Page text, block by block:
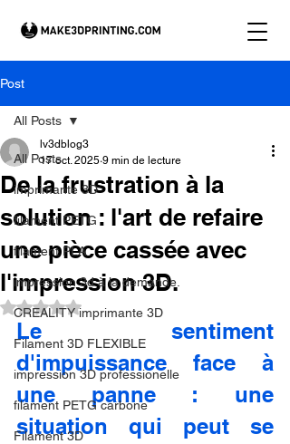
Post
All Posts
imprimante 3D
filament PETG
filament PLA
impression 3d à la demande.
CREALITY imprimante 3D
Filament 3D FLEXIBLE
impression 3D professionelle
filament PETG carbone
Filament 3D
All Posts
De la frustration à la
solution : l'art de refaire
une pièce cassée avec
l'impression 3D.
lv3dblog3
17 oct. 2025 9 min de lecture
Noté NaN étoiles sur 5.
Le sentiment
d'impuissance face à
une panne : une
situation qui peut se